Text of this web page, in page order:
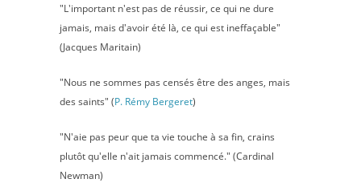
"L'important n'est pas de réussir, ce qui ne dure
jamais, mais d'avoir été là, ce qui est ineffaçable"
(Jacques Maritain)
"Nous ne sommes pas censés être des anges, mais
des saints" (P. Rémy Bergeret)
"N'aie pas peur que ta vie touche à sa fin, crains
plutôt qu'elle n'ait jamais commencé." (Cardinal
Newman)